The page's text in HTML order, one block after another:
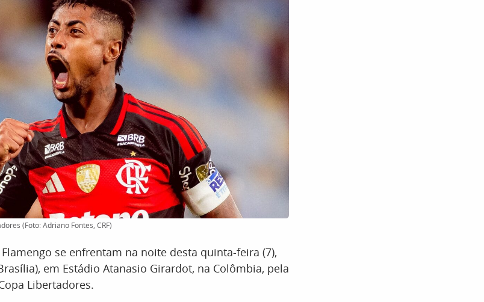
(Foto: Adriano Fontes, CRF)
se enfrentam na noite desta quinta-feira (7),
em Estádio Atanasio Girardot, na Colômbia, pela
Libertadores.